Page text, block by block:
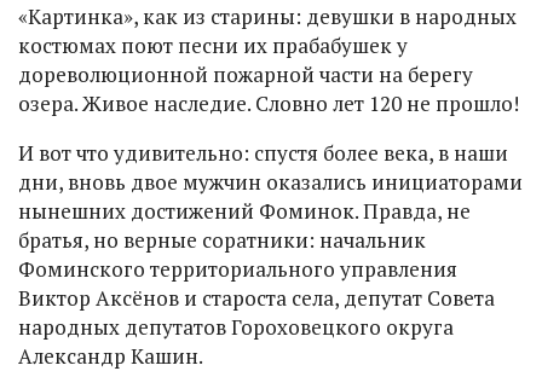
«Картинка», как из старины: девушки в народных
костюмах поют песни их прабабушек у
дореволюционной пожарной части на берегу
озера. Живое наследие. Словно лет 120 не прошло!
И вот что удивительно: спустя более века, в наши
дни, вновь двое мужчин оказались инициаторами
нынешних достижений Фоминок. Правда, не
братья, но верные соратники: начальник
Фоминского территориального управления
Виктор Аксёнов и староста села, депутат Совета
народных депутатов Гороховецкого округа
Александр Кашин.